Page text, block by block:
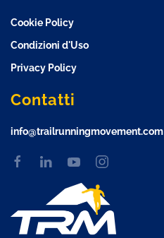
Cookie Policy
Condizioni d'Uso
Privacy Policy
Contatti
info@trailrunningmovement.com